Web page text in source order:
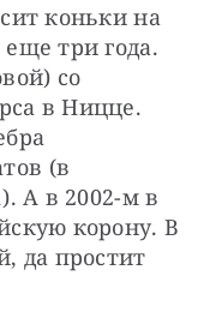
коньки на
три года.
со
в Ницце.
(в
А в 2002-м в
корону. В
да простит